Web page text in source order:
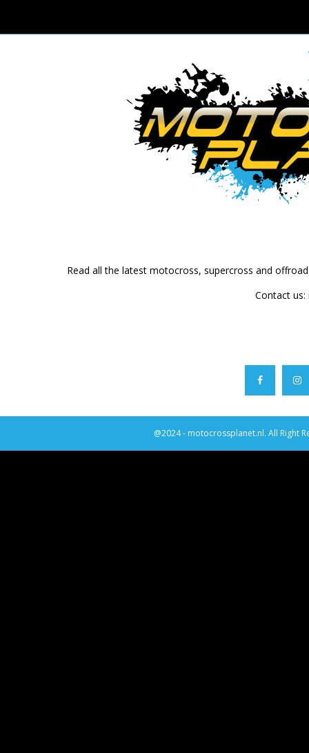
Read all the latest motocross, supercross and
Contact us:
@2024 - motocrossplanet.nl. All Right